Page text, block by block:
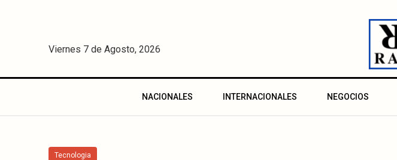
Viernes 7 de Agosto, 2026
NACIONALES INTERNACIONALES NEGOCIOS
Tecnologia